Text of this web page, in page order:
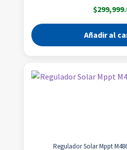
$
Añadir al
Regulador Solar Mppt